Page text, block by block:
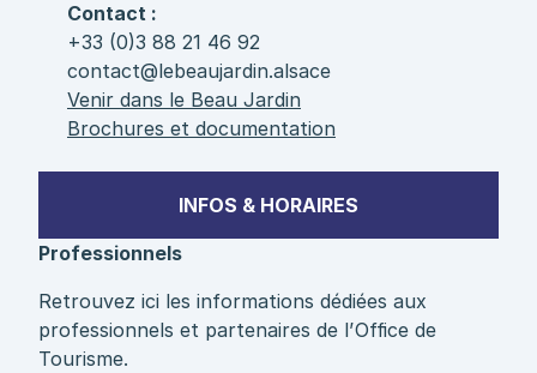
Contact :
+33 (0)3 88 21 46 92
contact@lebeaujardin.alsace
Venir dans le Beau Jardin
Brochures et documentation
INFOS & HORAIRES
Professionnels
Retrouvez ici les informations dédiées aux
professionnels et partenaires de l’Office de
Tourisme.